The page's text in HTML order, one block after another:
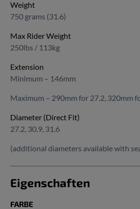
Weight
750 grams (31.6)
Max Rider Weight
250lbs / 113kg
Extension
Minimum – 146mm
Maximum – 290mm for 27.2, 320mm
Diameter (Direct Fit)
27.2, 30.9, 31.6
(additional diameters available with
Eigenschaften
FARBE